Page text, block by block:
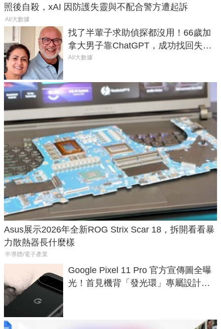
照後自殺，xAI 因防護失靈與不配合警方遭起訴
AI/大數據
找了半輩子求助偵探都沒用！66歲加
拿大男子靠ChatGPT，成功找回失散
50年家人
AI/大數據
Asus展示2026年全新ROG Strix Scar 18，拆開看看暴
力散熱器長什麼樣
半導體/電子產業
Google Pixel 11 Pro 官方宣傳圖全曝
光！首見機背「發光環」專屬設計、